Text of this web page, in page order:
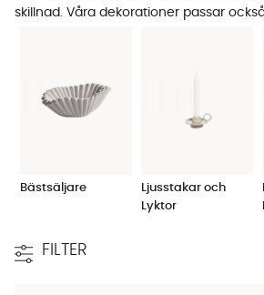
skillnad. Våra dekorationer passar
Bästsäljare
Ljusstakar och
Lyktor
FILTER